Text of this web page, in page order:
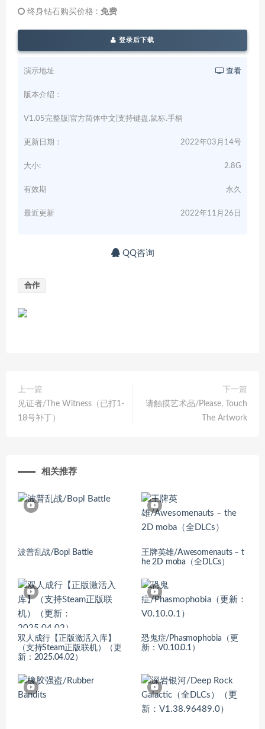
终身钻石购买价格 : 免费
登录后下载
演示地址 查看
版本介绍：
V1.05完整版|官方简体中文|支持键盘.鼠标.手柄
更新日期： 2022年03月14号
大小: 2.8G
有效期 永久
最近更新 2022年11月26日
QQ咨询
合作
上一篇
见证者/The Witness（已打1-
18号补丁）
下一篇
请触摸艺术品/Please, Touch
The Artwork
相关推荐
波普乱战/Bopl Battle
王牌英雄/Awesomenauts – t
he 2D moba（全DLCs）
双人成行【正版激活入库】
（支持Steam正版联机）（更
新：2025.04.02）
恐鬼症/Phasmophobia（更
新：V0.10.0.1）